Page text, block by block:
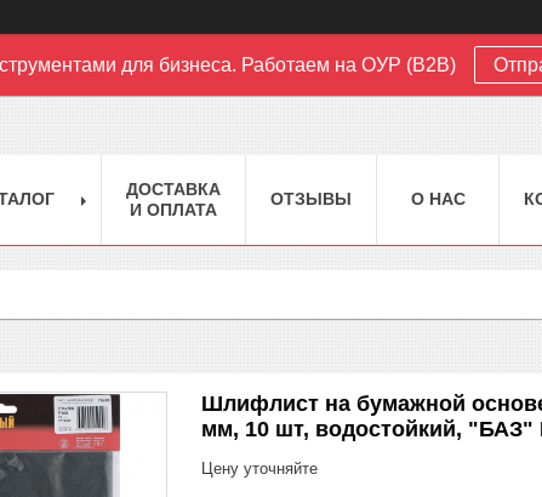
для бизнеса. Работаем на ОУР (B2B)
ДОСТАВКА
И ОПЛАТА
ОТЗЫВЫ О НАС
Шлифлист на бумажной
мм, 10 шт, водостойкий, "БАЗ"
Цену уточняйте